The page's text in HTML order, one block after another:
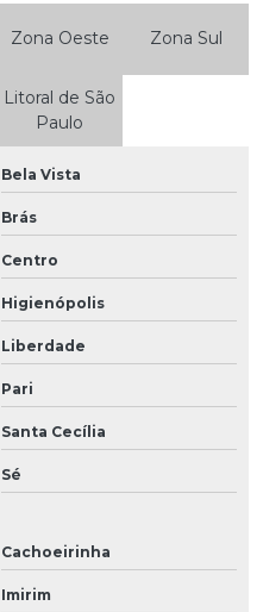
Zona Oeste Zona Sul
Litoral de São
Paulo
Bela Vista
Brás
Centro
Higienópolis
Liberdade
Pari
Santa Cecília
Sé
Cachoeirinha
Imirim